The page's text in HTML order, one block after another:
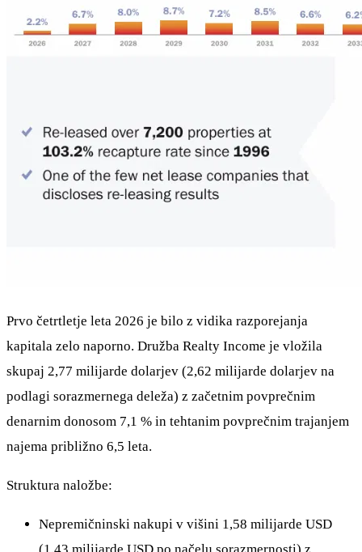
Prvo četrtletje leta 2026 je bilo z vidika razporejanja
kapitala zelo naporno. Družba Realty Income je vložila
skupaj 2,77 milijarde dolarjev (2,62 milijarde dolarjev na
podlagi sorazmernega deleža) z začetnim povprečnim
denarnim donosom 7,1 % in tehtanim povprečnim trajanjem
najema približno 6,5 leta.
Struktura naložbe:
Nepremičninski nakupi v višini 1,58 milijarde USD